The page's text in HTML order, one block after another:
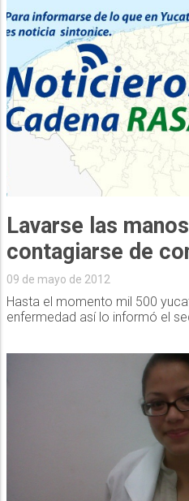
Lavarse las
contagiarse de
09 de mayo de 2012
Hasta el momento mil 500
enfermedad así lo informó el